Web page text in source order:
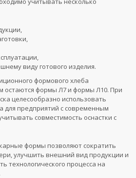
виду готового изделия.
формового хлеба
остаются формы Л7 и формы Л10. При
целесообразно использовать
для предприятий с современным
совместимость оснастки с
формы позволяют сократить
улучшить внешний вид продукции и
технологического процесса на